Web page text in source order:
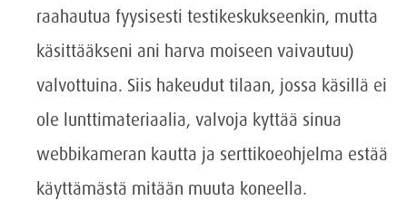
raahautua fyysisesti testikeskukseenkin, mutta
käsittääkseni ani harva moiseen vaivautuu)
valvottuina. Siis hakeudut tilaan, jossa käsillä ei
ole lunttimateriaalia, valvoja kyttää sinua
webbikameran kautta ja serttikoeohjelma estää
käyttämästä mitään muuta koneella.